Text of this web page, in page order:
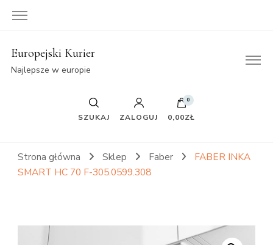
Europejski Kurier
Najlepsze w europie
SZUKAJ ZALOGUJ
0
0,00ZŁ
Strona główna Sklep Faber
FABER INKA
SMART HC 70 F-305.0599.308